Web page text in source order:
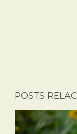
POSTS